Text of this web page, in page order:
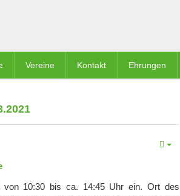
Vereine Kontakt Ehrungen
von 10:30 bis ca. 14:45 Uhr ein. Ort des